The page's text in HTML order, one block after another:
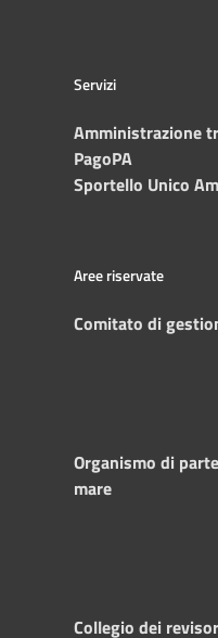
Servizi
Amministrazione
PagoPA
Sportello Unico
Aree riservate
Comitato di
Organismo di
mare
Collegio dei